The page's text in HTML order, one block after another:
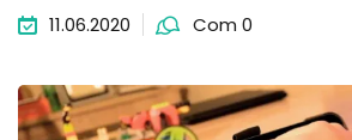
11.06.2020 Com 0